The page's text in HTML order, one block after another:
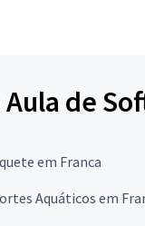
de
em Franca
Aquáticos em